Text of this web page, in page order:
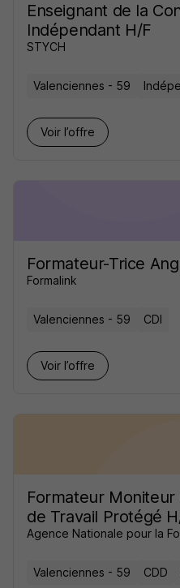
Enseignant de la
Indépendant H/F
STYCH
Valenciennes - 59
Voir l’offre
Formateur-Trice
Formalink
Valenciennes - 59 CDI
Voir l’offre
Formateur Moniteur
de Travail Protégé
Agence Nationale pour la
Valenciennes - 59 CDD